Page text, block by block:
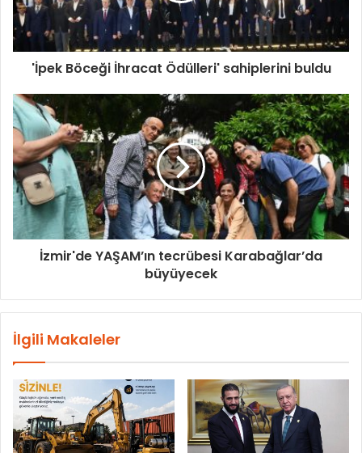
'İpek Böceği İhracat Ödülleri' sahiplerini buldu
İzmir'de YAŞAM’ın tecrübesi Karabağlar’da
büyüyecek
İlgili Makaleler